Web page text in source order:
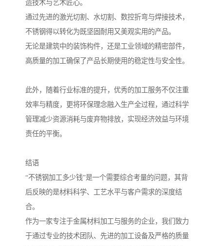
造技术与艺术匠心。
通过先进的激光切割、水切割、数控折弯与焊接技术，
不锈钢得以转化为既坚固耐用又美观实用的产品。
无论是建筑中的装饰构件，还是工业领域的精密部件，
高质量的加工确保了产品长期使用的稳定性与安全性。
此外，随着行业标准的提升，优秀的加工服务不仅注重
效率与精度，更将环保理念融入生产全过程，通过科学
管理减少资源消耗与废弃物排放，实现经济效益与环境
责任的平衡。
结语
“不锈钢加工多少钱”是一个需要综合考量的问题，其背
后反映的是材料科学、工艺水平与客户需求的深度结
合。
作为一家专注于金属材料加工与服务的企业，我们致力
于通过专业的技术团队、先进的加工设备及严格的质量